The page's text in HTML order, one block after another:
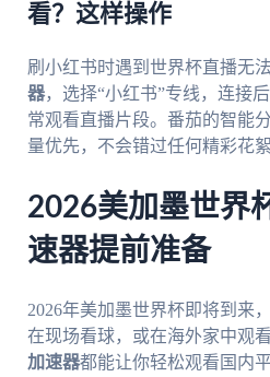
看？这样操作
刷小红书时遇到世界杯直播无
器，选择“小红书”专线，连接
常观看直播片段。番茄的智能
量优先，不会错过任何精彩花絮
2026美加墨世界
速器提前准备
2026年美加墨世界杯即将到来
在现场看球，或在海外家中观
加速器都能让你轻松观看国内